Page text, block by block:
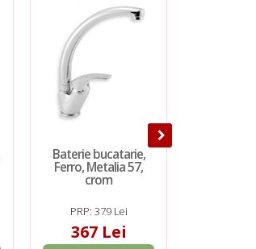
Baterie bucatarie,
Ferro, Metalia 57,
crom
PRP: 379 Lei
367 Lei